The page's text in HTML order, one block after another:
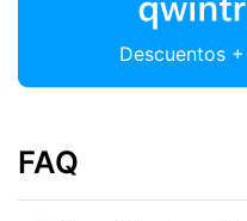
Descuentos
FAQ